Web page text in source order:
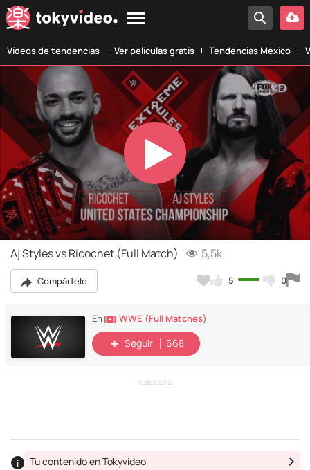
Vídeos de tendencias Ver películas gratis Tendencias México
Play
Video
Aj Styles vs Ricochet (Full Match) 5,5k
Compártelo 5 0
En WWE (Full Matches)
Seguir 668
PUBLICIDAD
Tu contenido en Tokyvideo